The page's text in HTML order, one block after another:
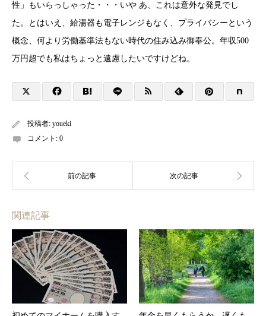
性」もいらっしゃった・・・いや あ、これは意外な発見でし
た。とはいえ、給湯器も電子レンジもなく、プライバシーという
概念、何より労働基準法もない時代の住み込み御奉公。年収500
万円超でも私はちょっと遠慮したいですけどね。
投稿者: youeki
コメント: 0
関連記事